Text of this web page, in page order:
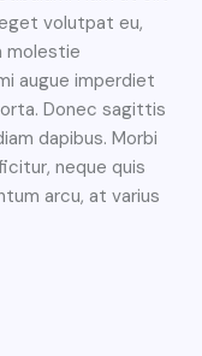
volutpat eu,
molestie
augue imperdiet
Donec sagittis
dapibus. Morbi
neque quis
arcu, at varius